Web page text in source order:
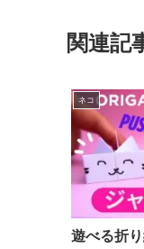
関連記
ネコ
遊べる折